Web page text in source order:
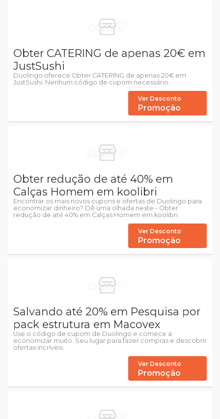
Obter CATERING de apenas 20€ em
JustSushi
Duolingo oferece Obter CATERING de apenas 20€ em
JustSushi. Nenhum código de cupom necessário.
Ver Desconto
Promoção
Obter redução de até 40% em
Calças Homem em koolibri
Encontrar os mais novos cupons e ofertas de Duolingo para
economizar dinheiro? Dê uma olhada neste - Obter
redução de até 40% em Calças Homem em koolibri
Ver Desconto
Promoção
Salvando até 20% em Pesquisa por
pack estrutura em Macovex
Use o código de cupom de Duolingo e comece a
economizar muito. Seu lugar para fazer compras e descobrir
ofertas incríveis.
Ver Desconto
Promoção